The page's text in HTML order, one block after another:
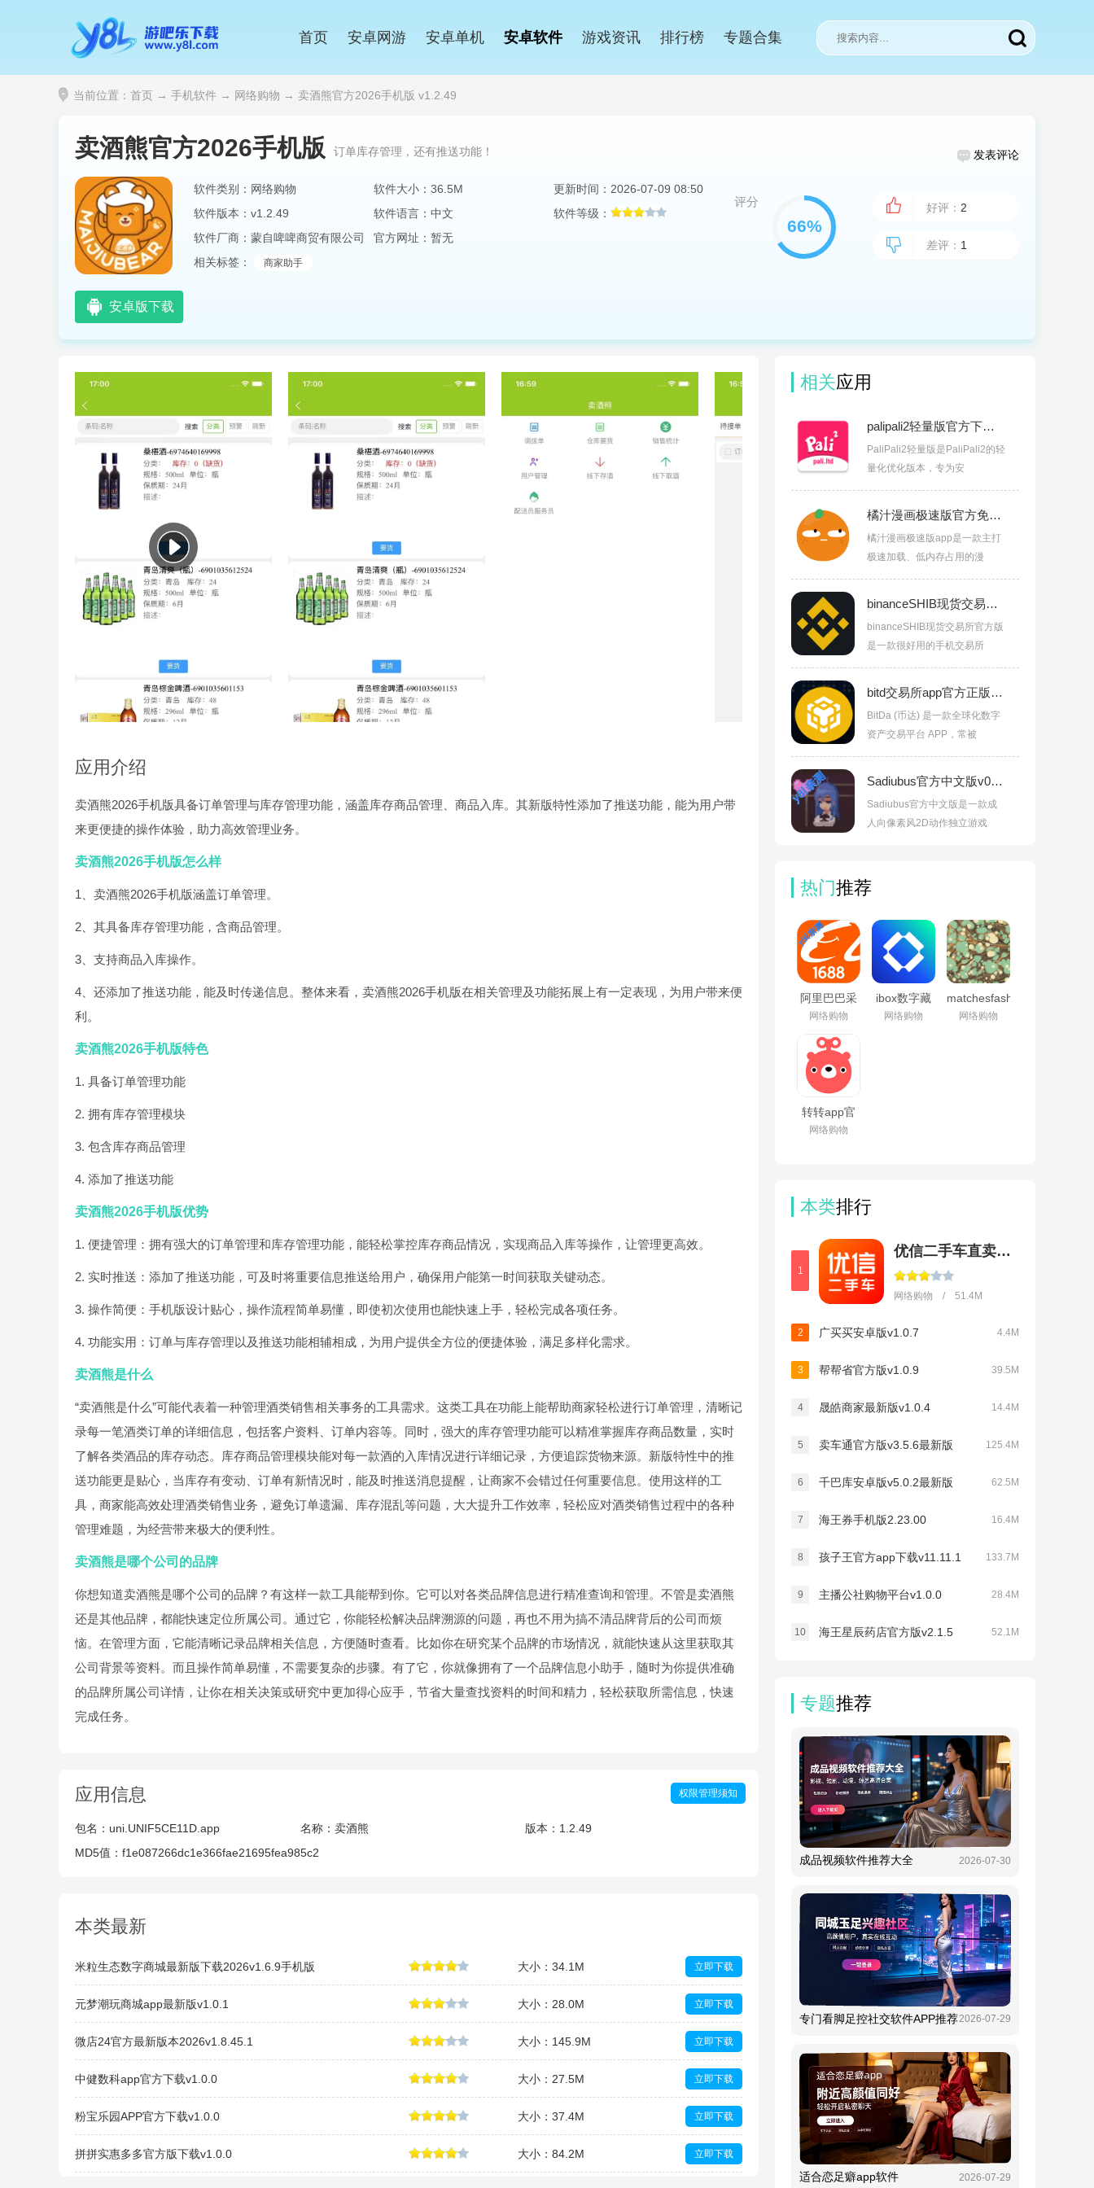
首页 安卓网游 安卓单机 安卓软件 游戏资讯 排行榜 专题合集
当前位置： 首页 → 手机软件 → 网络购物 → 卖酒熊官方2026手机版 v1.2.49
卖酒熊官方2026手机版 订单库存管理，还有推送功能！ 发表评论
软件类别：网络购物 软件大小：36.5M
更新时间：2026-07-09 08:50
软件版本：v1.2.49
软件语言：中文
软件等级：
软件厂商：蒙自啤啤商贸有限公司
官方网址：暂无
相关标签：
商家助手
评分 好评： 2
差评： 1
安卓版下载
应用介绍
卖酒熊2026手机版具备订单管理与库存管理功能，涵盖库存商品管理、商品入库。其新版特性添加了推送功能，能为用户带
来更便捷的操作体验，助力高效管理业务。
卖酒熊2026手机版怎么样
1、卖酒熊2026手机版涵盖订单管理。
2、其具备库存管理功能，含商品管理。
3、支持商品入库操作。
4、还添加了推送功能，能及时传递信息。整体来看，卖酒熊2026手机版在相关管理及功能拓展上有一定表现，为用户带来便
利。
卖酒熊2026手机版特色
1. 具备订单管理功能
2. 拥有库存管理模块
3. 包含库存商品管理
4. 添加了推送功能
卖酒熊2026手机版优势
1. 便捷管理：拥有强大的订单管理和库存管理功能，能轻松掌控库存商品情况，实现商品入库等操作，让管理更高效。
2. 实时推送：添加了推送功能，可及时将重要信息推送给用户，确保用户能第一时间获取关键动态。
3. 操作简便：手机版设计贴心，操作流程简单易懂，即使初次使用也能快速上手，轻松完成各项任务。
4. 功能实用：订单与库存管理以及推送功能相辅相成，为用户提供全方位的便捷体验，满足多样化需求。
卖酒熊是什么
“卖酒熊是什么”可能代表着一种管理酒类销售相关事务的工具需求。这类工具在功能上能帮助商家轻松进行订单管理，清晰记
录每一笔酒类订单的详细信息，包括客户资料、订单内容等。同时，强大的库存管理功能可以精准掌握库存商品数量，实时
了解各类酒品的库存动态。库存商品管理模块能对每一款酒的入库情况进行详细记录，方便追踪货物来源。新版特性中的推
送功能更是贴心，当库存有变动、订单有新情况时，能及时推送消息提醒，让商家不会错过任何重要信息。使用这样的工
具，商家能高效处理酒类销售业务，避免订单遗漏、库存混乱等问题，大大提升工作效率，轻松应对酒类销售过程中的各种
管理难题，为经营带来极大的便利性。
卖酒熊是哪个公司的品牌
你想知道卖酒熊是哪个公司的品牌？有这样一款工具能帮到你。它可以对各类品牌信息进行精准查询和管理。不管是卖酒熊
还是其他品牌，都能快速定位所属公司。通过它，你能轻松解决品牌溯源的问题，再也不用为搞不清品牌背后的公司而烦
恼。在管理方面，它能清晰记录品牌相关信息，方便随时查看。比如你在研究某个品牌的市场情况，就能快速从这里获取其
公司背景等资料。而且操作简单易懂，不需要复杂的步骤。有了它，你就像拥有了一个品牌信息小助手，随时为你提供准确
的品牌所属公司详情，让你在相关决策或研究中更加得心应手，节省大量查找资料的时间和精力，轻松获取所需信息，快速
完成任务。
应用信息 权限管理须知
包名： uni.UNIF5CE11D.app 名称： 卖酒熊 版本： 1.2.49
MD5值： f1e087266dc1e366fae21695fea985c2
本类最新
米粒生态数字商城最新版下载2026v1.6.9手机版 大小：34.1M 立即下载
元梦潮玩商城app最新版v1.0.1 大小：28.0M 立即下载
微店24官方最新版本2026v1.8.45.1 大小：145.9M 立即下载
中健数科app官方下载v1.0.0 大小：27.5M 立即下载
粉宝乐园APP官方下载v1.0.0 大小：37.4M 立即下载
拼拼实惠多多官方版下载v1.0.0 大小：84.2M 立即下载
相关应用
palipali2轻量版官方下载v8.7.5
PaliPali2轻量版是PaliPali2的轻
量化优化版本，专为安
橘汁漫画极速版官方免费下载v1.02
橘汁漫画极速版app是一款主打
极速加载、低内存占用的漫
binanceSHIB现货交易所官方版v3.18.4
binanceSHIB现货交易所官方版
是一款很好用的手机交易所
bitd交易所app官方正版下载v3.18.4
BitDa (币达) 是一款全球化数字
资产交易平台 APP，常被
Sadiubus官方中文版v02081
Sadiubus官方中文版是一款成
人向像素风2D动作独立游戏
热门推荐
阿里巴巴采
购批发平台
1688v12.13.0.0
网络购物
ibox数字藏
品交易平台
appv1.3.07
网络购物
matchesfashion
官方中文版
v2.10.2
网络购物
转转app官
方正版下载
2026最新版
网络购物
本类排行
1
优信二手车直卖网卖车
网络购物 / 51.4M
2 广买买安卓版v1.0.7 4.4M
3 帮帮省官方版v1.0.9 39.5M
4 晟皓商家最新版v1.0.4 14.4M
5 卖车通官方版v3.5.6最新版 125.4M
6 千巴库安卓版v5.0.2最新版 62.5M
7 海王券手机版2.23.00 16.4M
8 孩子王官方app下载v11.11.1 133.7M
9 主播公社购物平台v1.0.0 28.4M
10 海王星辰药店官方版v2.1.5 52.1M
专题推荐
成品视频软件推荐大全 2026-07-30
专门看脚足控社交软件APP推荐2026-07-29
适合恋足癖app软件 2026-07-29